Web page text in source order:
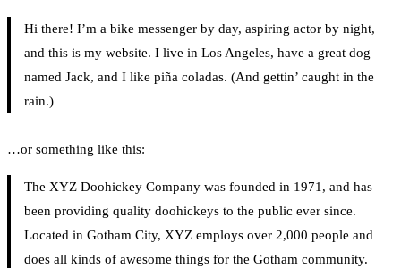
Hi there! I’m a bike messenger by day, aspiring actor by night,
and this is my website. I live in Los Angeles, have a great dog
named Jack, and I like piña coladas. (And gettin’ caught in the
rain.)
…or something like this:
The XYZ Doohickey Company was founded in 1971, and has
been providing quality doohickeys to the public ever since.
Located in Gotham City, XYZ employs over 2,000 people and
does all kinds of awesome things for the Gotham community.